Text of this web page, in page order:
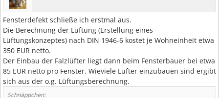
Fensterdefekt schließe ich erstmal aus.
Die Berechnung der Lüftung (Erstellung eines
Lüftungskonzeptes) nach DIN 1946-6 kostet je Wohneinheit etwa
350 EUR netto.
Der Einbau der Falzlüfter liegt dann beim Fensterbauer bei etwa
85 EUR netto pro Fenster. Wieviele Lüfter einzubauen sind ergibt
sich aus der o.g. Lüftungsberechnung.
Schnäppchen: